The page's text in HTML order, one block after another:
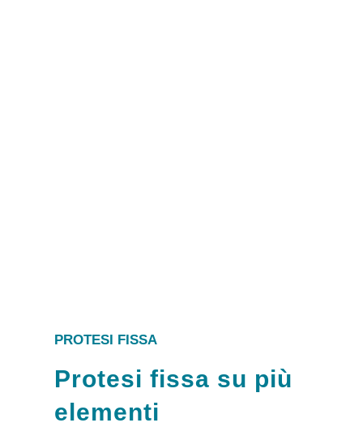
PROTESI FISSA
Protesi fissa su più
elementi